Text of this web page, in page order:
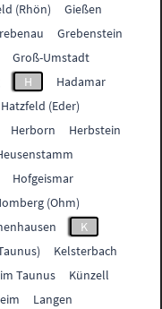
(Rhön)
Gießen
Grebenstein
Groß-Umstadt
H
Hadamar
Hatzfeld (Eder)
Herborn
Herbstein
Hofgeismar
(Ohm)
K
Kelsterbach
Taunus
Künzell
Langen